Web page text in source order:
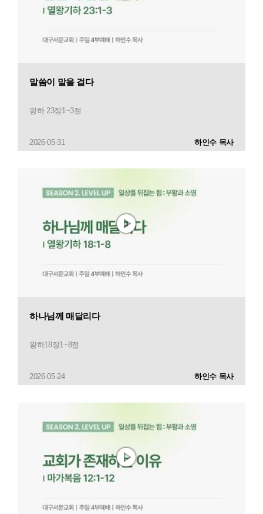
말씀이 말을 걸다
왕하 23장1~3절
2026-05-31 하인수 목사
하나님께 매달리다
왕하18장1~8절
2026-05-24 하인수 목사